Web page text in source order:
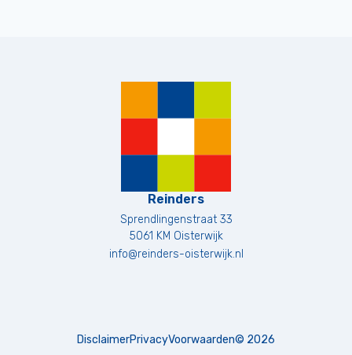
Reinders
Sprendlingenstraat 33
5061 KM Oisterwijk
info@reinders-oisterwijk.nl
DisclaimerPrivacyVoorwaarden© 2026